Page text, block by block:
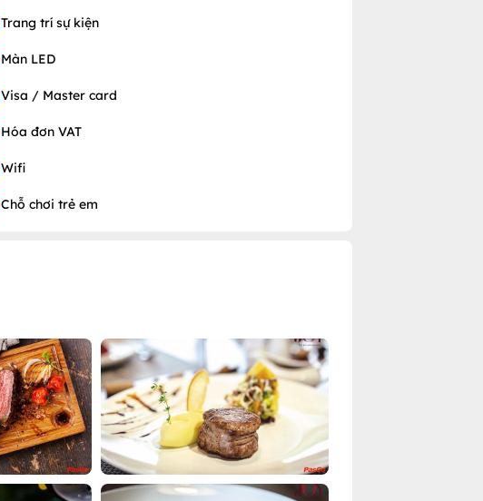
Trang trí sự kiện
Màn LED
Visa / Master card
Hóa đơn VAT
Wifi
Chỗ chơi trẻ em